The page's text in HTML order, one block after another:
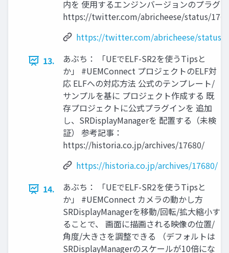
内を 使用するエンジンバージョンのプラグ
https://twitter.com/abricheese/status/
https://twitter.com/abricheese/status/
13.
あぶち： 「UEでELF-SR2を使うTipsと
か」 #UEMConnect プロジェクトのELF対
応 ELFへの対応方法 公式のテンプレート/
サンプルを基に プロジェクト作成する 既
存プロジェクトに公式プラグインを 追加
し、SRDisplayManagerを 配置する（未検
証） 参考記事：
https://historia.co.jp/archives/17680/
https://historia.co.jp/archives/17680/
14.
あぶち： 「UEでELF-SR2を使うTipsと
か」 #UEMConnect カメラの動かし方
SRDisplayManagerを移動/回転/拡大縮小す
ることで、 画面に描画される映像の位置/
角度/大きさを調整できる （デフォルトは
SRDisplayManagerのスケールが10倍にな